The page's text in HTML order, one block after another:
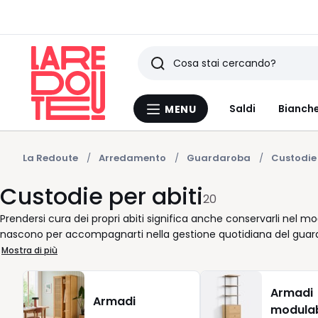
Menu
MENU Saldi
Ricerca
Ultimi
articoli
visti
La Redoute Arredamento Guardaroba
Custodie per abiti20
Prendersi cura dei propri abiti significa anche conservarli nel
nascono per accompagnarti nella gestione quotidiana del
differenza. Ogni copriabiti è pensato per coprire con
bisogno, senza sorprese. Pratiche da aprire e chiudere,
identificare subito cosa contiene ogni custodia, risparmiando
mattine. Da La Redoute trovi un prodotto affidabile, pensato
Mostra di più
Armadi
Armadi